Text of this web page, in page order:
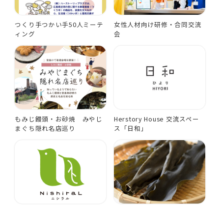
つくり手つかい手50人ミーテ
ィング
女性人材向け研修・合同交流
会
もみじ饅頭・お砂焼 みやじ
まぐち隠れ名店巡り
Herstory House 交流スペー
ス「日和」